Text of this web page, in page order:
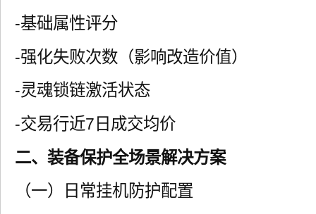
-基础属性评分
-强化失败次数（影响改造价值）
-灵魂锁链激活状态
-交易行近7日成交均价
二、装备保护全场景解决方案
（一）日常挂机防护配置